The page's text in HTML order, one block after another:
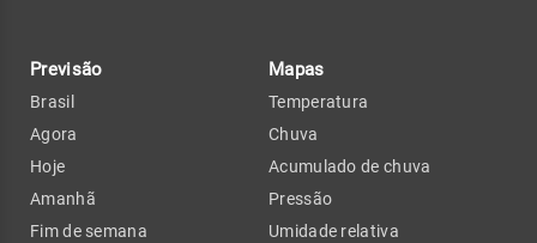
Previsão
Brasil
Agora
Hoje
Amanhã
Fim de semana
Mapas
Temperatura
Chuva
Acumulado de chuva
Pressão
Umidade relativa